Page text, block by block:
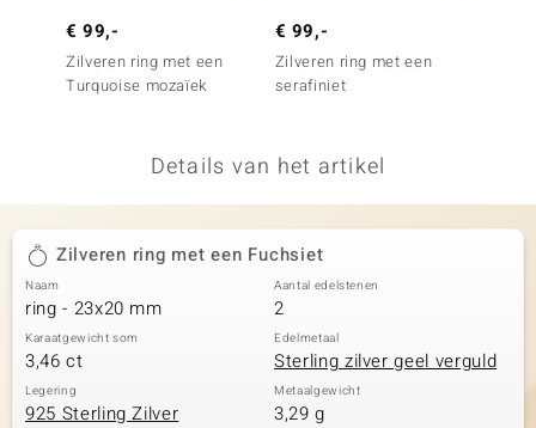
€ 99,-
Zilveren ring met een
Turquoise mozaïek
€ 99,-
Zilveren ring met een
serafiniet
Details van het artikel
Zilveren ring met een Fuchsiet
Naam
ring - 23x20 mm
Aantal edelstenen
2
Karaatgewicht som
3,46 ct
Edelmetaal
Sterling zilver geel verguld
Legering
925 Sterling Zilver
Metaalgewicht
3,29 g